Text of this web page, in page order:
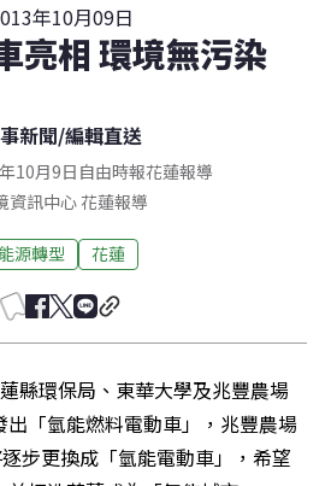
年10月09日
亮相 環境無污染
新聞/編輯直送
10月9日自由時報花蓮報導
資訊中心 花蓮報導
能源轉型 花蓮
縣環保局、東華大學及兆豐農場
「氫能燃料電動車」，兆豐農場
步更換成「氫能電動車」，希望